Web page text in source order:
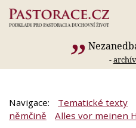
-
Navigace: Tematické texty
němčině
Alles vor meinen